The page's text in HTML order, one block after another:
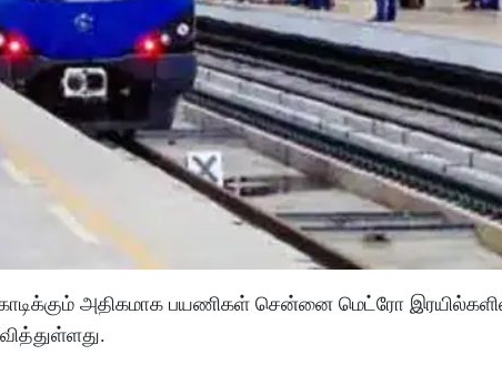
அதிகமாக பயணிகள் சென்னை மெட்ரோ